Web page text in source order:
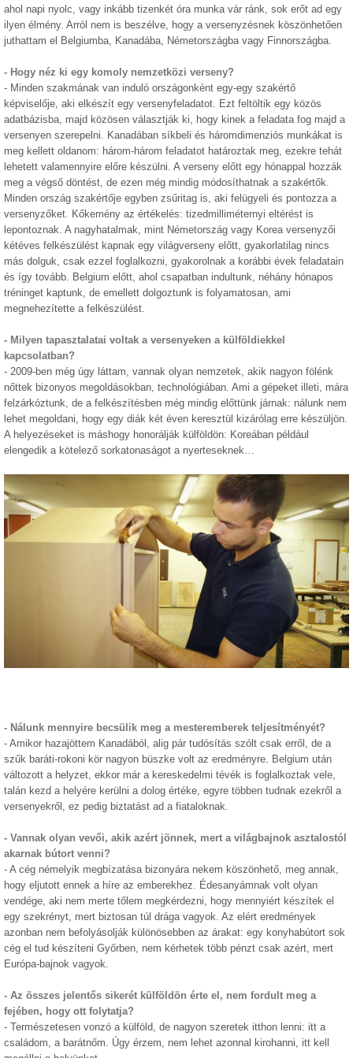
ahol napi nyolc, vagy inkább tizenkét óra munka vár ránk, sok erőt ad egy
ilyen élmény. Arról nem is beszélve, hogy a versenyzésnek köszönhetően
juthattam el Belgiumba, Kanadába, Németországba vagy Finnországba.
- Hogy néz ki egy komoly nemzetközi verseny?
- Minden szakmának van induló országonként egy-egy szakértő
képviselője, aki elkészít egy versenyfeladatot. Ezt feltöltik egy közös
adatbázisba, majd közösen választják ki, hogy kinek a feladata fog majd a
versenyen szerepelni. Kanadában síkbeli és háromdimenziós munkákat is
meg kellett oldanom: három-három feladatot határoztak meg, ezekre tehát
lehetett valamennyire előre készülni. A verseny előtt egy hónappal hozzák
meg a végső döntést, de ezen még mindig módosíthatnak a szakértők.
Minden ország szakértője egyben zsűritag is, aki felügyeli és pontozza a
versenyzőket. Kőkemény az értékelés: tizedmilliméternyi eltérést is
lepontoznak. A nagyhatalmak, mint Németország vagy Korea versenyzői
kétéves felkészülést kapnak egy világverseny előtt, gyakorlatilag nincs
más dolguk, csak ezzel foglalkozni, gyakorolnak a korábbi évek feladatain
és így tovább. Belgium előtt, ahol csapatban indultunk, néhány hónapos
tréninget kaptunk, de emellett dolgoztunk is folyamatosan, ami
megnehezítette a felkészülést.
- Milyen tapasztalatai voltak a versenyeken a külföldiekkel
kapcsolatban?
- 2009-ben még úgy láttam, vannak olyan nemzetek, akik nagyon fölénk
nőttek bizonyos megoldásokban, technológiában. Ami a gépeket illeti, mára
felzárkóztunk, de a felkészítésben még mindig előttünk járnak: nálunk nem
lehet megoldani, hogy egy diák két éven keresztül kizárólag erre készüljön.
A helyezéseket is máshogy honorálják külföldön: Koreában például
elengedik a kötelező sorkatonaságot a nyerteseknek…
- Nálunk mennyire becsülik meg a mesteremberek teljesítményét?
- Amikor hazajöttem Kanadából, alig pár tudósítás szólt csak erről, de a
szűk baráti-rokoni kör nagyon büszke volt az eredményre. Belgium után
változott a helyzet, ekkor már a kereskedelmi tévék is foglalkoztak vele,
talán kezd a helyére kerülni a dolog értéke, egyre többen tudnak ezekről a
versenyekről, ez pedig biztatást ad a fiataloknak.
- Vannak olyan vevői, akik azért jönnek, mert a világbajnok asztalostól
akarnak bútort venni?
- A cég némelyik megbízatása bizonyára nekem köszönhető, meg annak,
hogy eljutott ennek a híre az emberekhez. Édesanyámnak volt olyan
vendége, aki nem merte tőlem megkérdezni, hogy mennyiért készítek el
egy szekrényt, mert biztosan túl drága vagyok. Az elért eredmények
azonban nem befolyásolják különösebben az árakat: egy konyhabútort sok
cég el tud készíteni Győrben, nem kérhetek több pénzt csak azért, mert
Európa-bajnok vagyok.
- Az összes jelentős sikerét külföldön érte el, nem fordult meg a
fejében, hogy ott folytatja?
- Természetesen vonzó a külföld, de nagyon szeretek itthon lenni: itt a
családom, a barátnőm. Úgy érzem, nem lehet azonnal kirohanni, itt kell